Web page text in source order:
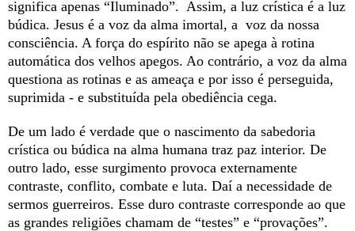
significa apenas “Iluminado”. Assim, a luz crística é a luz
búdica. Jesus é a voz da alma imortal, a voz da nossa
consciência. A força do espírito não se apega à rotina
automática dos velhos apegos. Ao contrário, a voz da alma
questiona as rotinas e as ameaça e por isso é perseguida,
suprimida - e substituída pela obediência cega.
De um lado é verdade que o nascimento da sabedoria
crística ou búdica na alma humana traz paz interior. De
outro lado, esse surgimento provoca externamente
contraste, conflito, combate e luta. Daí a necessidade de
sermos guerreiros. Esse duro contraste corresponde ao que
as grandes religiões chamam de “testes” e “provações”.